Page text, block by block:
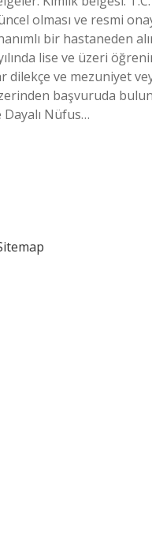
olması ve resmi
bir hastaneden
lise ve üzeri
dilekçe ve mezuniyet
başvuruda
Nüfus…